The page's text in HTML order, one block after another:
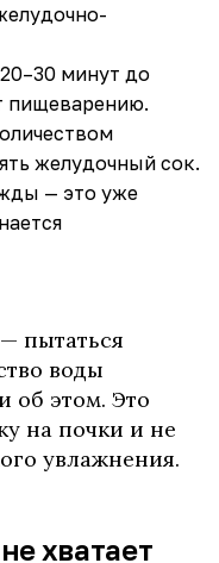
минут до
пищеварению.
желудочный сок.
— это уже
пытаться
воды
об этом. Это
на почки и не
увлажнения.
хватает